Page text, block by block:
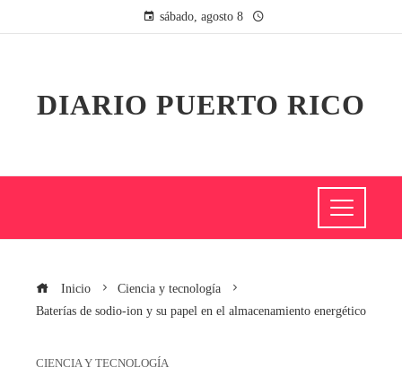
sábado, agosto 8
DIARIO PUERTO RICO
Inicio
Ciencia y tecnología
Baterías de sodio-ion y su papel en el almacenamiento energético
CIENCIA Y TECNOLOGÍA